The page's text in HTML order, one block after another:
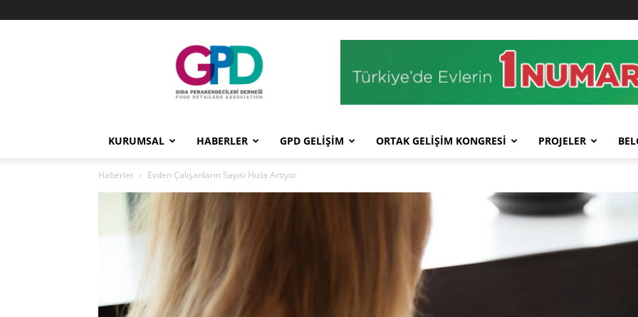
GPD
KURUMSAL HABERLER GPD GELİŞİM ORTAK GELİŞİM KONGRESİ PROJELER
Haberler Evden Çalışanların Sayısı Hızla Artıyor